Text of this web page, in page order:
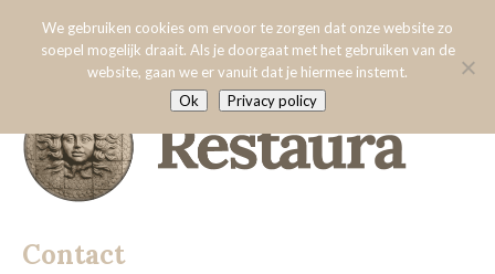
Menu:Contact
Over Restaura
Algemene voorwaarden
Specialisaties
3D-scannen
Onderzoek
Contact
We gebruiken cookies om ervoor te zorgen dat onze website zo
soepel mogelijk draait. Als je doorgaat met het gebruiken van de
website, gaan we er vanuit dat je hiermee instemt.
Ok
Privacy policy